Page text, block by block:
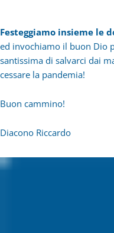
Festeggiamo insieme le
ed invochiamo il buon Dio
santissima di salvarci dai
cessare la pandemia!
Buon cammino!
Diacono Riccardo